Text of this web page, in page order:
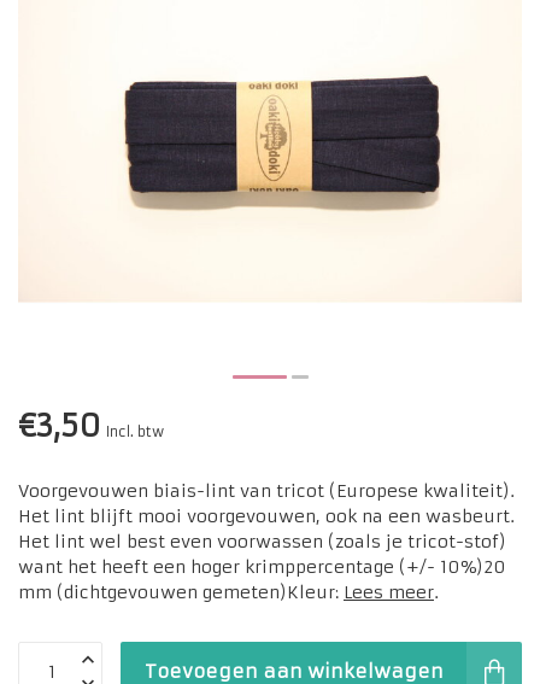
€3,50 Incl. btw
Voorgevouwen biais-lint van tricot (Europese kwaliteit).
Het lint blijft mooi voorgevouwen, ook na een wasbeurt.
Het lint wel best even voorwassen (zoals je tricot-stof)
want het heeft een hoger krimppercentage (+/- 10%)20
mm (dichtgevouwen gemeten)Kleur: Lees meer.
Toevoegen aan winkelwagen